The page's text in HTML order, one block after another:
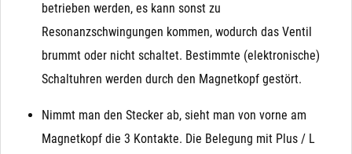
betrieben werden, es kann sonst zu
Resonanzschwingungen kommen, wodurch das Ventil
brummt oder nicht schaltet. Bestimmte (elektronische)
Schaltuhren werden durch den Magnetkopf gestört.
Nimmt man den Stecker ab, sieht man von vorne am
Magnetkopf die 3 Kontakte. Die Belegung mit Plus / L